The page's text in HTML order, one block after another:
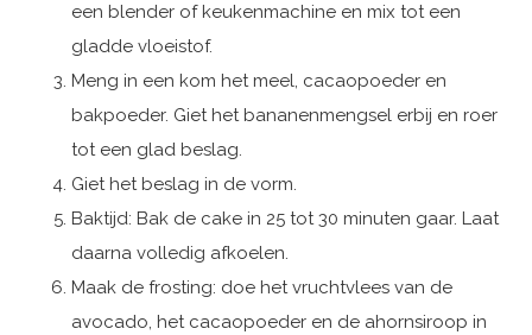
een blender of keukenmachine en mix tot een
gladde vloeistof.
Meng in een kom het meel, cacaopoeder en
bakpoeder. Giet het bananenmengsel erbij en roer
tot een glad beslag.
Giet het beslag in de vorm.
Baktijd: Bak de cake in 25 tot 30 minuten gaar. Laat
daarna volledig afkoelen.
Maak de frosting: doe het vruchtvlees van de
avocado, het cacaopoeder en de ahornsiroop in